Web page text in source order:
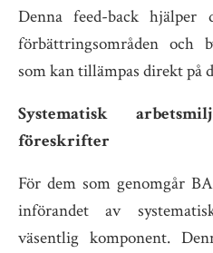
Denna feed-back hjälper
förbättringsområden och
som kan tillämpas direkt på
Systematisk
föreskrifter
För dem som genomgår
införandet av
väsentlig komponent.